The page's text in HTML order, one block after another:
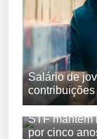
Salário de
STF mantém
por cinco